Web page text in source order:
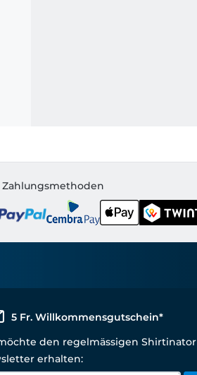
Zahlungsmethoden
5 Fr. Willkommensgutschein*
den regelmässigen Shirtinator
erhalten: